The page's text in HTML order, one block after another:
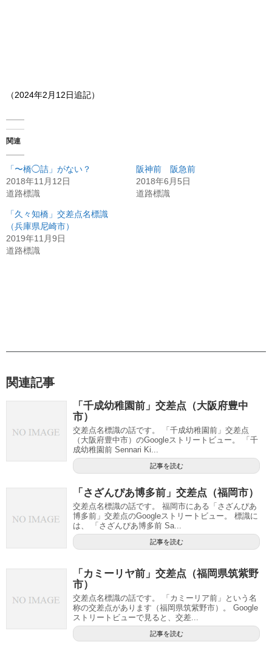
（2024年2月12日追記）
関連
「〜橋◯詰」がない？
2018年11月12日
道路標識
阪神前 阪急前
2018年6月5日
道路標識
「久々知橋」交差点名標識
（兵庫県尼崎市）
2019年11月9日
道路標識
関連記事
「千成幼稚園前」交差点（大阪府豊中
市）
交差点名標識の話です。 「千成幼稚園前」交差点
（大阪府豊中市）のGoogleストリートビュー。 「千
成幼稚園前 Sennari Ki...
記事を読む
「さざんぴあ博多前」交差点（福岡市）
交差点名標識の話です。 福岡市にある「さざんぴあ
博多前」交差点のGoogleストリートビュー。 標識に
は、 「さざんぴあ博多前 Sa...
記事を読む
「カミーリヤ前」交差点（福岡県筑紫野
市）
交差点名標識の話です。 「カミーリア前」という名
称の交差点があります（福岡県筑紫野市）。 Google
ストリートビューで見ると、交差...
記事を読む